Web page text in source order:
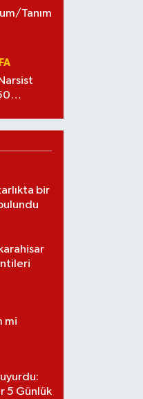
Tanım
bir
mi
5 Günlük